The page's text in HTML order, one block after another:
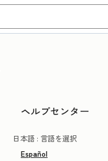
ヘルプセンター
日本語 : 言語を選択
Español